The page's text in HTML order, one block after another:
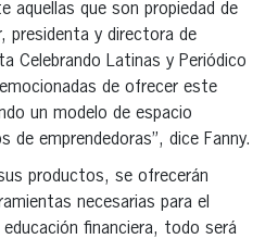
aquellas que son propiedad de
presidenta y directora de
Celebrando Latinas y Periódico
de ofrecer este
un modelo de espacio
de emprendedoras”, dice Fanny.
productos, se ofrecerán
necesarias para el
financiera, todo será